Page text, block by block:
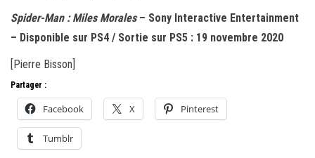
Spider-Man : Miles Morales– Sony Interactive Entertainment
– Disponible sur PS4 / Sortie sur PS5 : 19 novembre 2020
[Pierre Bisson]
Partager :
Facebook X Pinterest
Tumblr